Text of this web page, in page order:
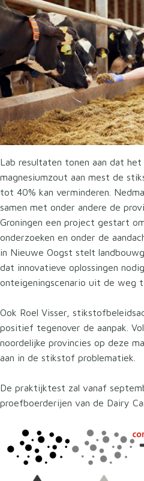
Lab resultaten tonen aan dat
magnesiumzout aan mest de
tot 40% kan verminderen.
samen met onder andere de
Groningen een project gestart
onderzoeken en onder de
in Nieuwe Oogst stelt
dat innovatieve oplossingen
onteigeningscenario uit de weg
Ook Roel Visser,
positief tegenover de aanpak.
noordelijke provincies op deze
aan in de stikstof problematiek.
De praktijktest zal vanaf
proefboerderijen van de Dairy